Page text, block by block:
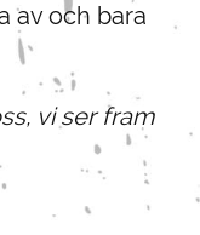
av och bara
vi ser fram